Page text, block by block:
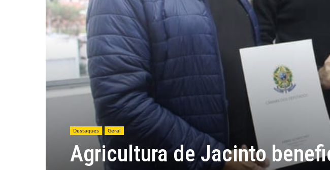
Destaques Geral
Agricultura de Jacinto